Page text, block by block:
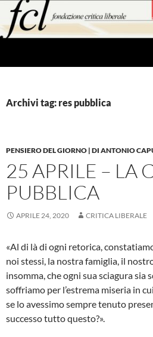
contenuto
Archivi tag: res pubblica
PENSIERO DEL GIORNO | DI ANTONIO
25 APRILE – LA
PUBBLICA
APRILE 24, 2020 CRITICA LIBERALE
«Al di là di ogni retorica,
noi stessi, la nostra famiglia, il
insomma, che ogni sua sciagura sia
soffriamo per l’estrema miseria in
se lo avessimo sempre tenuto
successo tutto questo?».